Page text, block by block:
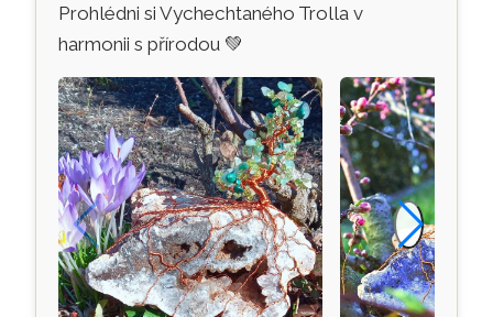
Prohlédni si Vychechtaného Trolla v
harmonii s přírodou 💚